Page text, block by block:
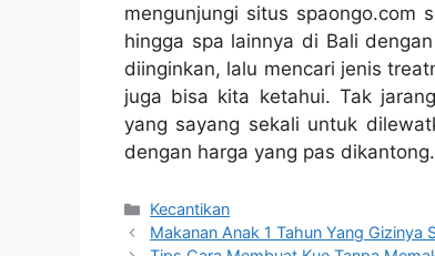
mengunjungi situs spaongo.com
hingga spa lainnya di Bali
diinginkan, lalu mencari jenis
juga bisa kita ketahui. Tak
yang sayang sekali untuk
dengan harga yang pas dikantong.
Categories
Kecantikan
Makanan Anak 1 Tahun Yang Gizinya